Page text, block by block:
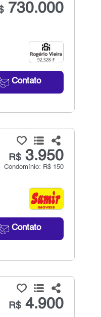
730.000
Contato
R$3.950
Condomínio: R$ 150
Contato
R$4.900